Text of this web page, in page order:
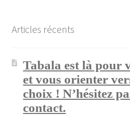
Articles récents
Tabala est là pour
et vous orienter
choix ! N’hésitez
contact.